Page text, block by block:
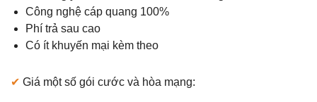
Công nghệ cáp quang 100%
Phí trả sau cao
Có ít khuyến mại kèm theo
✔ Giá một số gói cước và hòa mạng: